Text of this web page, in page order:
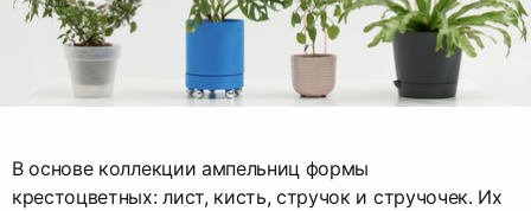
В основе коллекции ампельниц формы
крестоцветных: лист, кисть, стручок и стручочек. Их